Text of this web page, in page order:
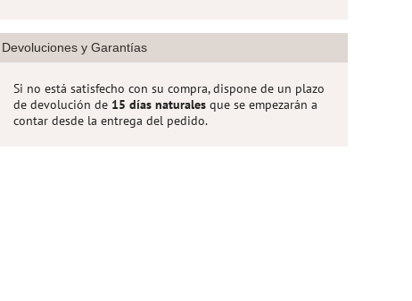
Devoluciones y Garantías
Si no está satisfecho con su compra, dispone de un plazo
de devolución de 15 días naturales que se empezarán a
contar desde la entrega del pedido.